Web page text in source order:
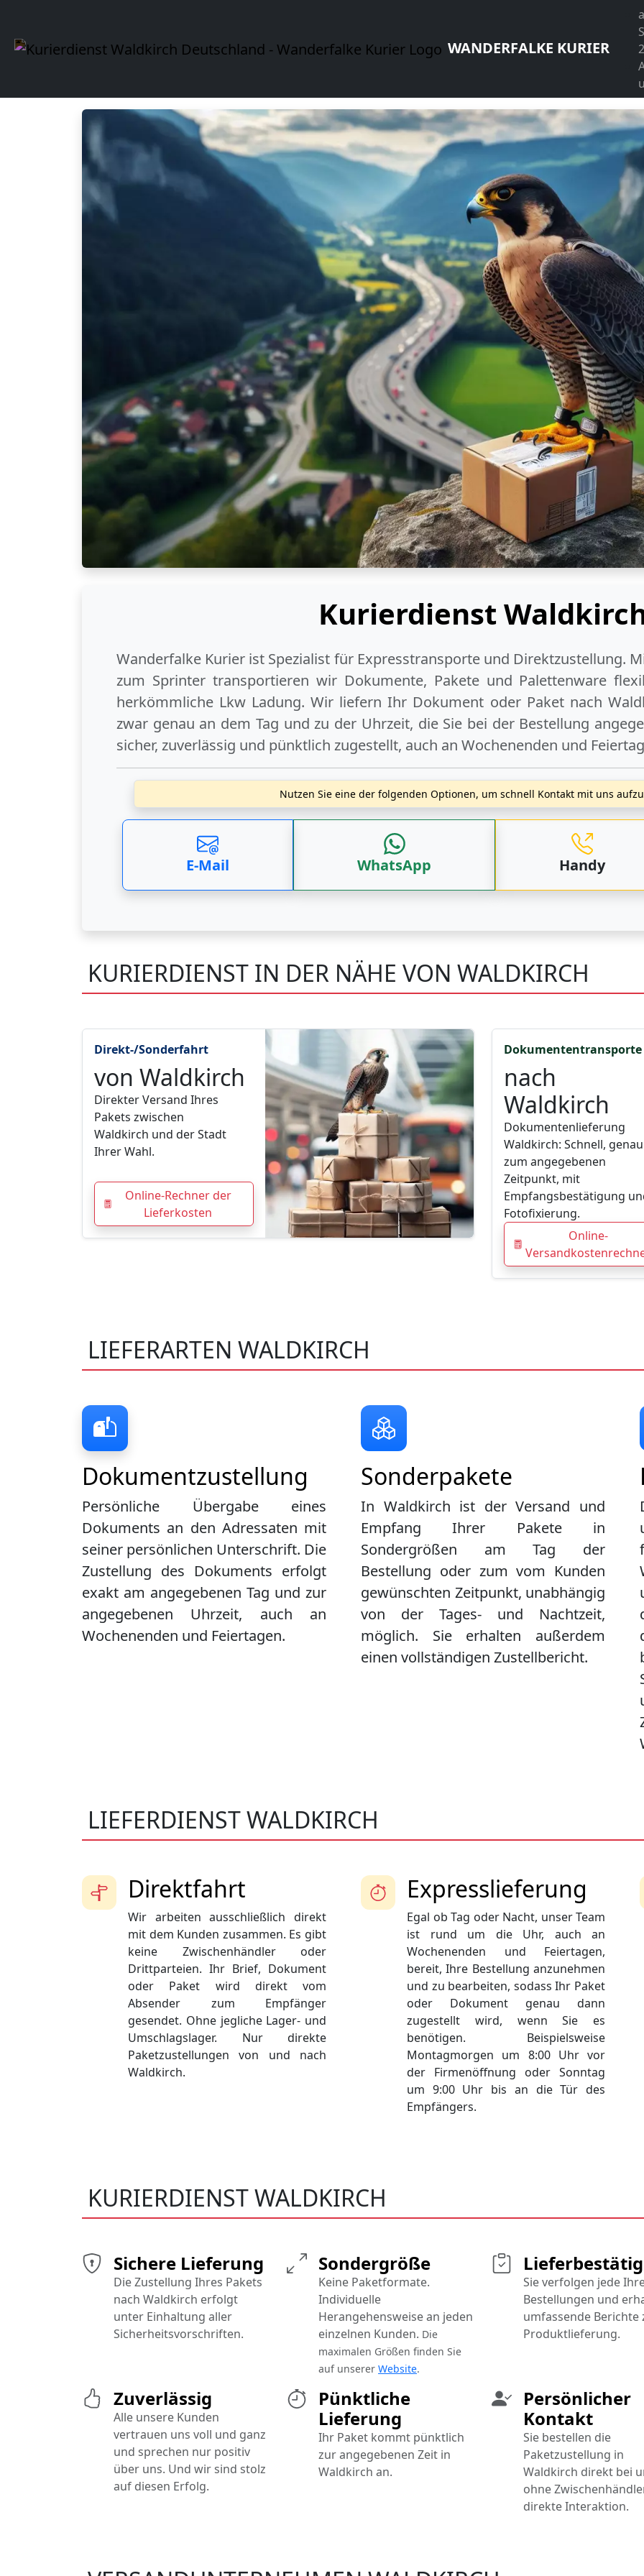
WANDERFALKE KURIER
Kurierdienst
Wanderfalke Kurier ist Spezialist für Expresstransporte und Direktzustellung.
zum Sprinter transportieren wir Dokumente, Pakete und Palettenware
herkömmliche Lkw Ladung. Wir liefern Ihr Dokument oder Paket nach
zwar genau an dem Tag und zu der Uhrzeit, die Sie bei der Bestellung
sicher, zuverlässig und pünktlich zugestellt, auch an Wochenenden und
Nutzen Sie eine der folgenden Optionen, um schnell Kontakt mit uns
E-Mail WhatsApp Handy
KURIERDIENST IN DER NÄHE VON WALDKIRCH
Direkt-/Sonderfahrt
von Waldkirch
Direkter Versand Ihres
Pakets zwischen
Waldkirch und der Stadt
Ihrer Wahl.
Online-Rechner der
Lieferkosten
Dokumententransporte
nach
Waldkirch
Dokumentenlieferung
Waldkirch: Schnell, genau
zum angegebenen
Zeitpunkt, mit
Empfangsbestätigung
Fotofixierung.
Online-
LIEFERARTEN WALDKIRCH
Dokumentzustellung
Persönliche Übergabe eines
Dokuments an den Adressaten mit
seiner persönlichen Unterschrift. Die
Zustellung des Dokuments erfolgt
exakt am angegebenen Tag und zur
angegebenen Uhrzeit, auch an
Wochenenden und Feiertagen.
Sonderpakete
In Waldkirch ist der Versand und
Empfang Ihrer Pakete in
Sondergrößen am Tag der
Bestellung oder zum vom Kunden
gewünschten Zeitpunkt, unabhängig
von der Tages- und Nachtzeit,
möglich. Sie erhalten außerdem
einen vollständigen Zustellbericht.
LIEFERDIENST WALDKIRCH
Direktfahrt
Wir arbeiten ausschließlich direkt
mit dem Kunden zusammen. Es gibt
keine Zwischenhändler oder
Drittparteien. Ihr Brief, Dokument
oder Paket wird direkt vom
Absender zum Empfänger
gesendet. Ohne jegliche Lager- und
Umschlagslager. Nur direkte
Paketzustellungen von und nach
Waldkirch.
Expresslieferung
Egal ob Tag oder Nacht, unser Team
ist rund um die Uhr, auch an
Wochenenden und Feiertagen,
bereit, Ihre Bestellung anzunehmen
und zu bearbeiten, sodass Ihr Paket
oder Dokument genau dann
zugestellt wird, wenn Sie es
benötigen. Beispielsweise
Montagmorgen um 8:00 Uhr vor
der Firmenöffnung oder Sonntag
um 9:00 Uhr bis an die Tür des
Empfängers.
KURIERDIENST WALDKIRCH
Pünktliche
Lieferung
Ihr Paket kommt pünktlich
zur angegebenen Zeit in
Waldkirch an.
Sichere Lieferung
Die Zustellung Ihres Pakets
nach Waldkirch erfolgt
unter Einhaltung aller
Sicherheitsvorschriften.
Persönlicher
Kontakt
Sie bestellen die
Paketzustellung in
Waldkirch direkt bei
ohne
direkte Interaktion.
Sondergröße
Keine Paketformate.
Individuelle
Herangehensweise an jeden
einzelnen Kunden. Die
maximalen Größen finden Sie
auf unserer Website.
Sie verfolgen jede
Bestellungen und
umfassende Berichte
Produktlieferung.
Zuverlässig
Alle unsere Kunden
vertrauen uns voll und ganz
und sprechen nur positiv
über uns. Und wir sind stolz
auf diesen Erfolg.